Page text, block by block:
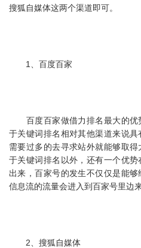
搜狐自媒体这两个渠道即可。
1、百度百家
百度百家做借力排名最大的优
于关键词排名相对其他渠道来说
需要过多的去寻求站外就能够取
于关键词排名以外，还有一个优
出来，百家号的发生不仅仅是能
信息流的流量会进入到百家号里边来
2、搜狐自媒体